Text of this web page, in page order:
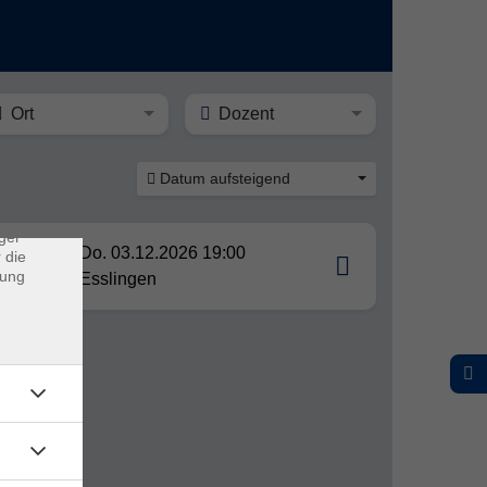
Ort Dozent
Datum aufsteigend
Do. 03.12.2026 19:00
Esslingen
die
die